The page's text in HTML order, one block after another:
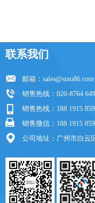
联系我们
邮箱：sales@sino86.com
销售热线：020-8764
销售热线：188 1915
销售微信：188 1915
公司地址：广州市白云